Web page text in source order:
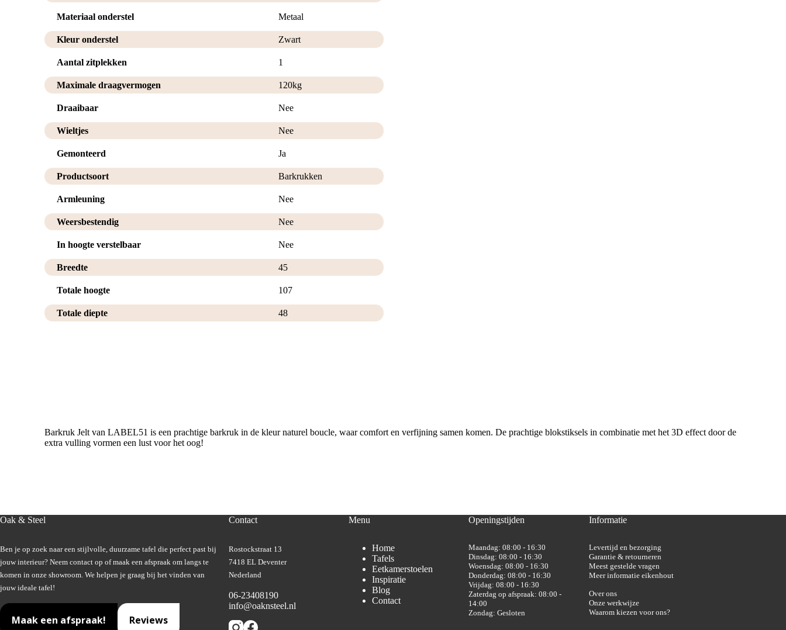
Materiaal onderstel Metaal
Kleur onderstel Zwart
Aantal zitplekken 1
Maximale draagvermogen 120kg
Draaibaar Nee
Wieltjes Nee
Gemonteerd Ja
Productsoort Barkrukken
Armleuning Nee
Weersbestendig Nee
In hoogte verstelbaar Nee
Breedte 45
Totale hoogte 107
Totale diepte 48
Barkruk Jelt van LABEL51 is een prachtige barkruk in de kleur naturel boucle, waar comfort en verfijning samen komen. De prachtige blokstiksels in combinatie met het 3D effect door de
extra vulling vormen een lust voor het oog!
Oak & Steel
Ben je op zoek naar een stijlvolle, duurzame tafel die perfect past bij
jouw interieur? Neem contact op of maak een afspraak om langs te
komen in onze showroom. We helpen je graag bij het vinden van
jouw ideale tafel!
Maak een afspraak! Reviews
Contact
Rostockstraat 13
7418 EL Deventer
Nederland
06-23408190
info@oaknsteel.nl
Menu
Home
Tafels
Eetkamerstoelen
Inspiratie
Blog
Contact
Openingstijden
Maandag: 08:00 - 16:30
Dinsdag: 08:00 - 16:30
Woensdag: 08:00 - 16:30
Donderdag: 08:00 - 16:30
Vrijdag: 08:00 - 16:30
Zaterdag op afspraak: 08:00 -
14:00
Zondag: Gesloten
Informatie
Levertijd en bezorging
Garantie & retourneren
Meest gestelde vragen
Meer informatie eikenhout
Over ons
Onze werkwijze
Waarom kiezen voor ons?